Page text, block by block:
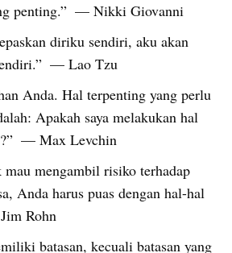
penting.”  — Nikki Giovanni
diriku sendiri, aku akan
— Lao Tzu
Anda. Hal terpenting yang perlu
Apakah saya melakukan hal
— Max Levchin
mengambil risiko terhadap
Anda harus puas dengan hal-hal
Rohn
batasan, kecuali batasan yang